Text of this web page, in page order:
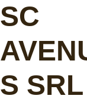
SC
S SRL